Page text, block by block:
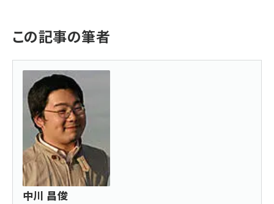
この記事の筆者
中川 昌俊